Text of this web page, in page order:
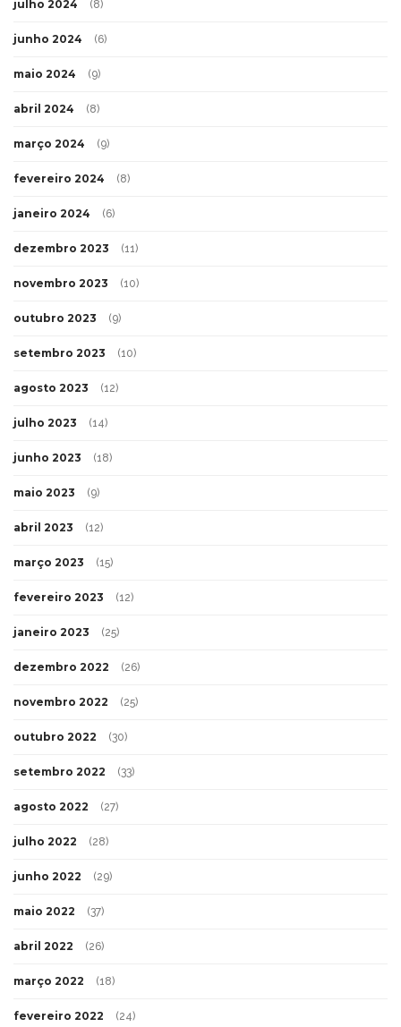
julho 2024 (8)
junho 2024 (6)
maio 2024 (9)
abril 2024 (8)
março 2024 (9)
fevereiro 2024 (8)
janeiro 2024 (6)
dezembro 2023 (11)
novembro 2023 (10)
outubro 2023 (9)
setembro 2023 (10)
agosto 2023 (12)
julho 2023 (14)
junho 2023 (18)
maio 2023 (9)
abril 2023 (12)
março 2023 (15)
fevereiro 2023 (12)
janeiro 2023 (25)
dezembro 2022 (26)
novembro 2022 (25)
outubro 2022 (30)
setembro 2022 (33)
agosto 2022 (27)
julho 2022 (28)
junho 2022 (29)
maio 2022 (37)
abril 2022 (26)
março 2022 (18)
fevereiro 2022 (24)